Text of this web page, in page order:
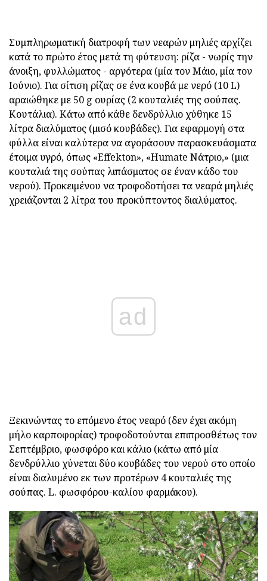
Συμπληρωματική διατροφή των νεαρών μηλιές αρχίζει
κατά το πρώτο έτος μετά τη φύτευση: ρίζα - νωρίς την
άνοιξη, φυλλώματος - αργότερα (μία τον Μάιο, μία τον
Ιούνιο). Για σίτιση ρίζας σε ένα κουβά με νερό (10 L)
αραιώθηκε με 50 g ουρίας (2 κουταλιές της σούπας.
Κουτάλια). Κάτω από κάθε δενδρύλλιο χύθηκε 15
λίτρα διαλύματος (μισό κουβάδες). Για εφαρμογή στα
φύλλα είναι καλύτερα να αγοράσουν παρασκευάσματα
έτοιμα υγρό, όπως «Effekton», «Humate Νάτριο,» (μια
κουταλιά της σούπας λιπάσματος σε έναν κάδο του
νερού). Προκειμένου να τροφοδοτήσει τα νεαρά μηλιές
χρειάζονται 2 λίτρα του προκύπτοντος διαλύματος.
ad
Ξεκινώντας το επόμενο έτος νεαρό (δεν έχει ακόμη
μήλο καρποφορίας) τροφοδοτούνται επιπροσθέτως τον
Σεπτέμβριο, φωσφόρο και κάλιο (κάτω από μία
δενδρύλλιο χύνεται δύο κουβάδες του νερού στο οποίο
είναι διαλυμένο εκ των προτέρων 4 κουταλιές της
σούπας. L. φωσφόρου-καλίου φαρμάκου).